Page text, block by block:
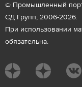
© Промышленный
СД Групп, 2006-2026.
При использовании
обязательна.